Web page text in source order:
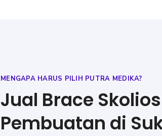
MENGAPA HARUS PILIH PUTRA MEDIKA?
Jual Brace
Pembuatan di